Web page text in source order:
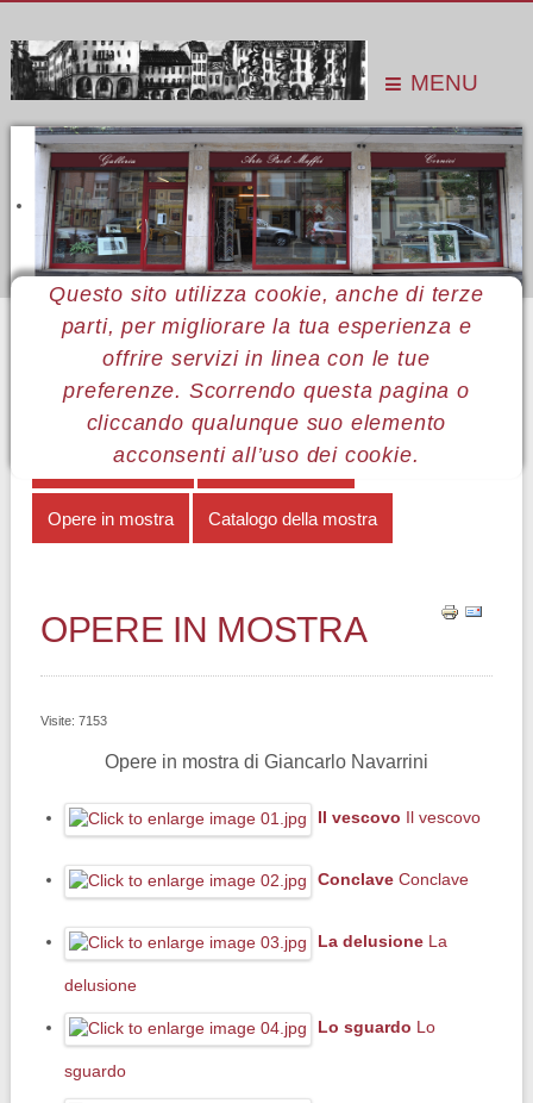
MENU
Questo sito utilizza cookie, anche di terze
parti, per migliorare la tua esperienza e
offrire servizi in linea con le tue
preferenze. Scorrendo questa pagina o
cliccando qualunque suo elemento
acconsenti all’uso dei cookie.
Sei qui: Home Le mostre
Mostre 2007
Giancarlo Navarrini
Opere in mostra
MENÙ GIANCARLO NAVARRINI
Percorsi d'artista Note biografiche
Opere in mostra Catalogo della mostra
OPERE IN MOSTRA
Visite: 7153
Opere in mostra di Giancarlo Navarrini
Il vescovo Il vescovo
Conclave Conclave
La delusione La
delusione
Lo sguardo Lo
sguardo